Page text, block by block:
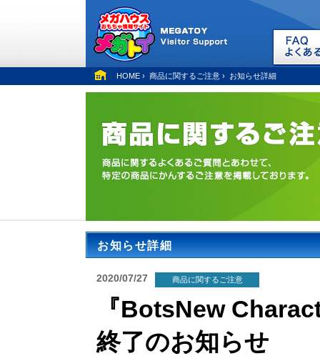
HOME › 商品に関するご注意 › お知らせ詳細
お知らせ詳細
2020/07/27 商品に関するご注意
『BotsNew
終了のお知らせ